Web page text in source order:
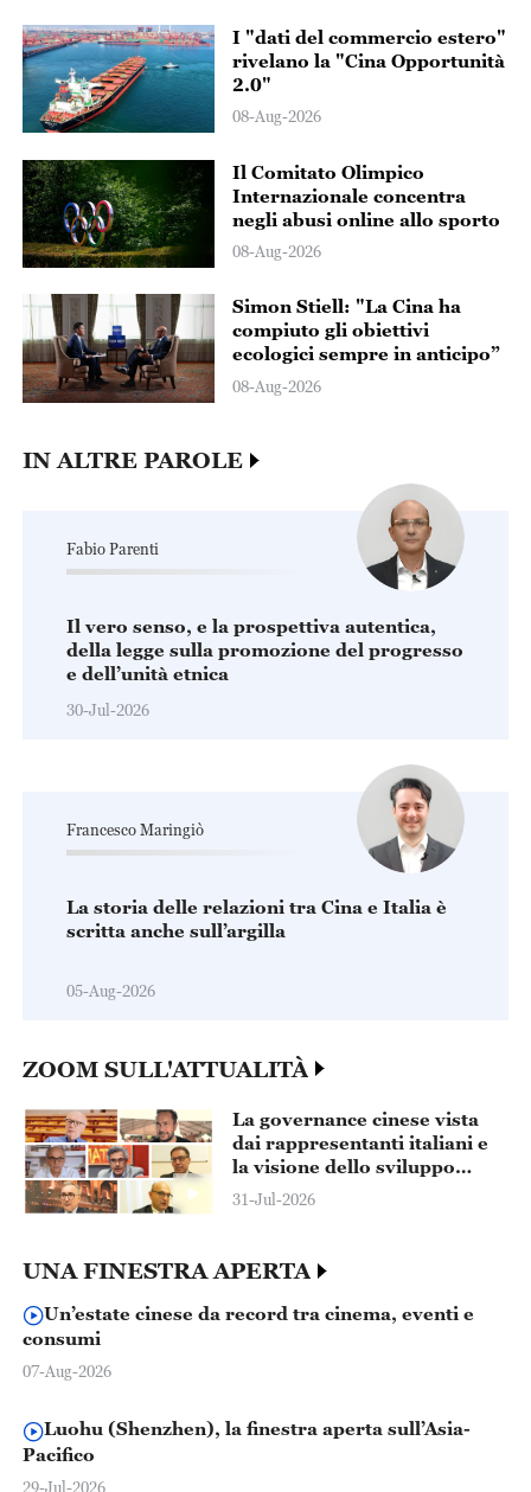
I "dati del commercio estero"
rivelano la "Cina Opportunità
2.0"
08-Aug-2026
Il Comitato Olimpico
Internazionale concentra
negli abusi online allo sporto
08-Aug-2026
Simon Stiell: "La Cina ha
compiuto gli obiettivi
ecologici sempre in anticipo”
08-Aug-2026
IN ALTRE PAROLE
Il vero senso, e la prospettiva autentica,
della legge sulla promozione del progresso
e dell’unità etnica
30-Jul-2026
Fabio Parenti
La storia delle relazioni tra Cina e Italia è
scritta anche sull’argilla
05-Aug-2026
Francesco Maringiò
ZOOM SULL'ATTUALITÀ
La governance cinese vista
dai rappresentanti italiani e
la visione dello sviluppo
comune sino-italiano
31-Jul-2026
UNA FINESTRA APERTA
Un’estate cinese da record tra cinema, eventi e
consumi
07-Aug-2026
Luohu (Shenzhen), la finestra aperta sull’Asia-
Pacifico
29-Jul-2026